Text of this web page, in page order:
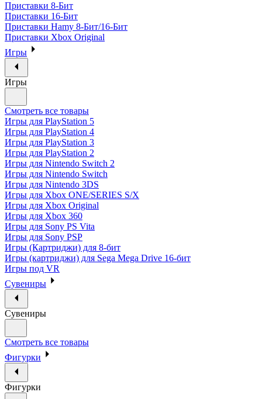
Приставки 8-Бит
Приставки 16-Бит
Приставки Hamy 8-Бит/16-Бит
Приставки Xbox Original
Игры
Игры
Смотреть все товары
Игры для PlayStation 5
Игры для PlayStation 4
Игры для PlayStation 3
Игры для PlayStation 2
Игры для Nintendo Switch 2
Игры для Nintendo Switch
Игры для Nintendo 3DS
Игры для Xbox ONE/SERIES S/X
Игры для Xbox Original
Игры для Xbox 360
Игры для Sony PS Vita
Игры для Sony PSP
Игры (Картриджи) для 8-бит
Игры (картриджи) для Sega Mega Drive 16-бит
Игры под VR
Сувениры
Сувениры
Смотреть все товары
Фигурки
Фигурки